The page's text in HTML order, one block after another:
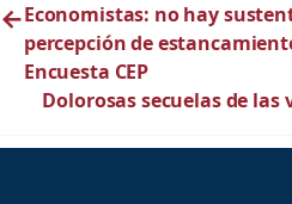
←Economistas: no hay
percepción de
Encuesta CEP
Dolorosas secuelas de